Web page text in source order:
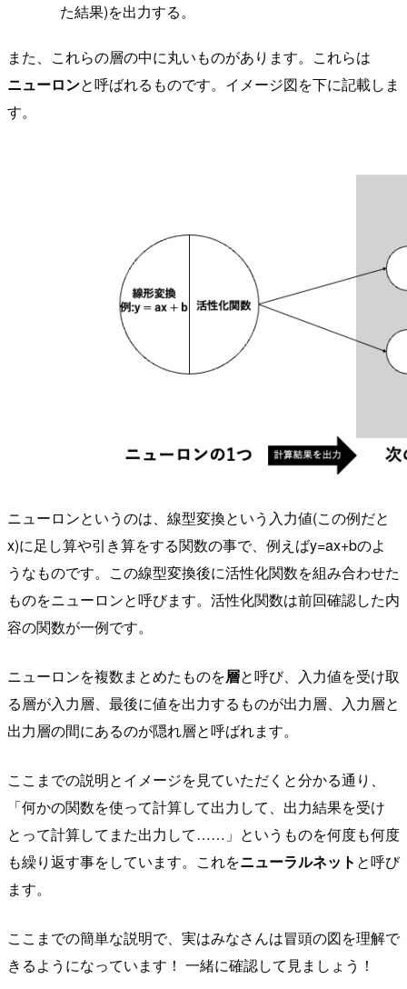
た結果)を出力する。
また、これらの層の中に丸いものがあります。これらは
ニューロンと呼ばれるものです。イメージ図を下に記載しま
す。
ニューロンというのは、線型変換という入力値(この例だと
x)に足し算や引き算をする関数の事で、例えばy=ax+bのよ
うなものです。この線型変換後に活性化関数を組み合わせた
ものをニューロンと呼びます。活性化関数は前回確認した内
容の関数が一例です。
ニューロンを複数まとめたものを層と呼び、入力値を受け取
る層が入力層、最後に値を出力するものが出力層、入力層と
出力層の間にあるのが隠れ層と呼ばれます。
ここまでの説明とイメージを見ていただくと分かる通り、
「何かの関数を使って計算して出力して、出力結果を受け
とって計算してまた出力して……」というものを何度も何度
も繰り返す事をしています。これをニューラルネット と呼び
ます。
ここまでの簡単な説明で、実はみなさんは冒頭の図を理解で
きるようになっています！ 一緒に確認して見ましょう！